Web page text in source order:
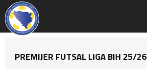
PREMIJER FUTSAL LIGA BIH 25/26